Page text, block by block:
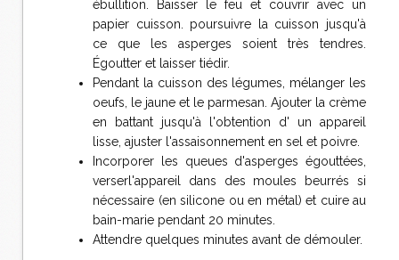
ébullition. Baisser le feu et couvrir avec un
papier cuisson. poursuivre la cuisson jusqu'à
ce que les asperges soient très tendres.
Égoutter et laisser tiédir.
Pendant la cuisson des légumes, mélanger les
oeufs, le jaune et le parmesan. Ajouter la crème
en battant jusqu'à l'obtention d' un appareil
lisse, ajuster l'assaisonnement en sel et poivre.
Incorporer les queues d'asperges égouttées,
verserl'appareil dans des moules beurrés si
nécessaire (en silicone ou en métal) et cuire au
bain-marie pendant 20 minutes.
Attendre quelques minutes avant de démouler.